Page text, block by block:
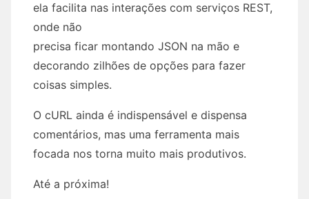
ela facilita nas interações com serviços REST,
onde não
precisa ficar montando JSON na mão e
decorando zilhões de opções para fazer
coisas simples.
O cURL ainda é indispensável e dispensa
comentários, mas uma ferramenta mais
focada nos torna muito mais produtivos.
Até a próxima!